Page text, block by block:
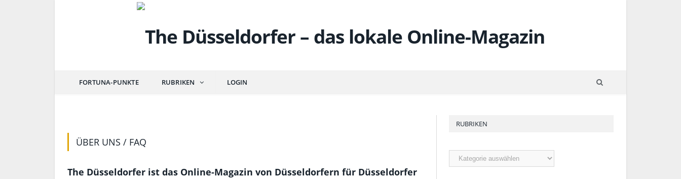
FORTUNA-PUNKTE RUBRIKEN LOGIN
ÜBER UNS / FAQ
The Düsseldorfer ist das Online-Magazin von Düsseldorfern für Düsseldorfer
RUBRIKEN
Rubriken